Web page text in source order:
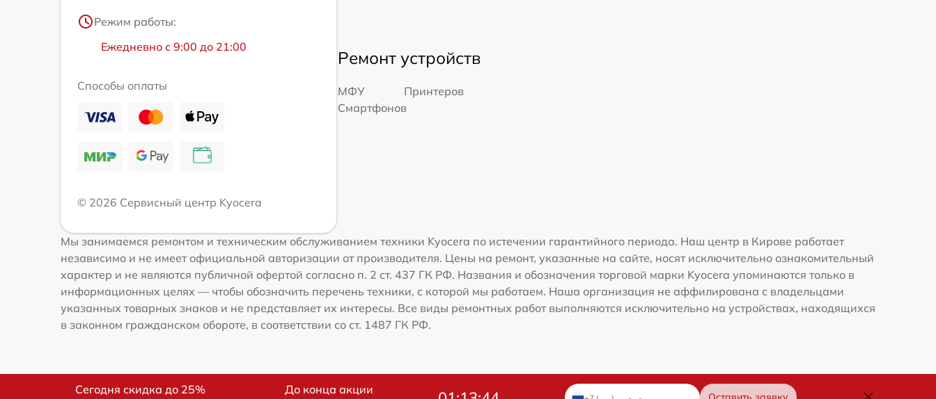
Режим работы:
Ежедневно с 9:00 до 21:00
Способы оплаты
© 2026 Сервисный центр Kyocera
Ремонт устройств
МФУ
Принтеров
Смартфонов
Мы занимаемся ремонтом и техническим обслуживанием техники Kyocera по истечении гарантийного периода. Наш центр в Кирове работает
независимо и не имеет официальной авторизации от производителя. Цены на ремонт, указанные на сайте, носят исключительно ознакомительный
характер и не являются публичной офертой согласно п. 2 ст. 437 ГК РФ. Названия и обозначения торговой марки Kyocera упоминаются только в
информационных целях — чтобы обозначить перечень техники, с которой мы работаем. Наша организация не аффилирована с владельцами
указанных товарных знаков и не представляет их интересы. Все виды ремонтных работ выполняются исключительно на устройствах, находящихся
в законном гражданском обороте, в соответствии со ст. 1487 ГК РФ.
Сегодня скидка до 25% До конца акции